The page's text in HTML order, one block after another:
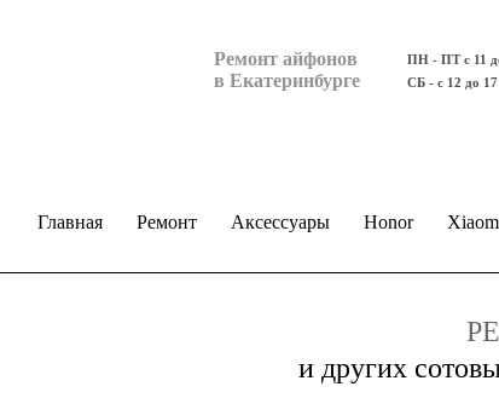
Ремонт айфонов
в Екатеринбурге
ПН - ПТ с 11
СБ - с 12 до 17
Главная Ремонт Аксессуары Honor
и других